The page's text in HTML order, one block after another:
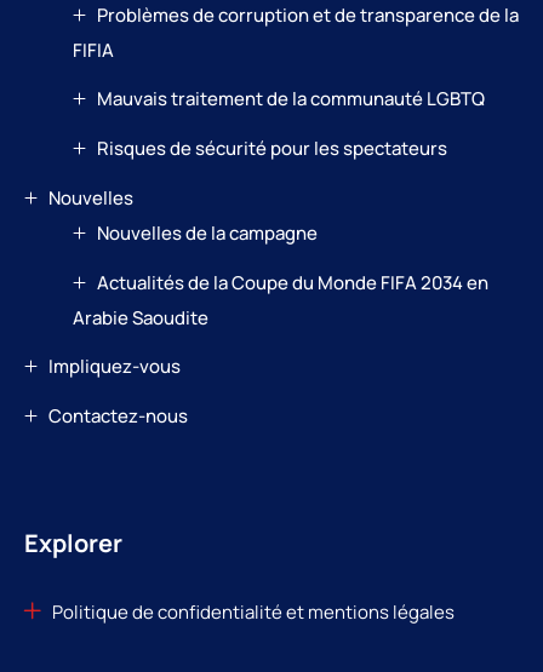
Problèmes de corruption et de transparence de la
FIFIA
Mauvais traitement de la communauté LGBTQ
Risques de sécurité pour les spectateurs
Nouvelles
Nouvelles de la campagne
Actualités de la Coupe du Monde FIFA 2034 en
Arabie Saoudite
Impliquez-vous
Contactez-nous
Explorer
Politique de confidentialité et mentions légales